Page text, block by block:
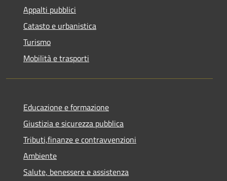
Appalti pubblici
Catasto e urbanistica
Turismo
Mobilità e trasporti
Educazione e formazione
Giustizia e sicurezza pubblica
Tributi,finanze e contravvenzioni
Ambiente
Salute, benessere e assistenza